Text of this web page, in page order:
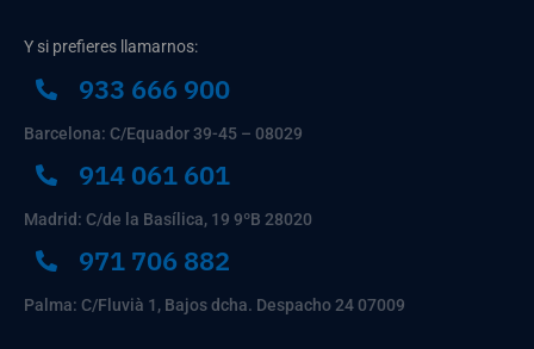
Y si prefieres llamarnos:
933 666 900
Barcelona: C/Equador 39-45 – 08029
914 061 601
Madrid: C/de la Basílica, 19 9ºB 28020
971 706 882
Palma: C/Fluvià 1, Bajos dcha. Despacho 24 07009